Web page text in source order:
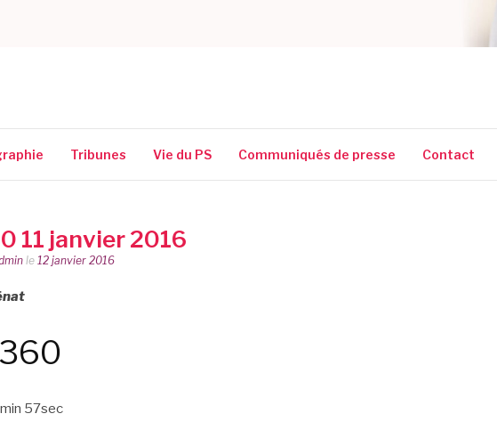
Tribunes Vie du PS Communiqués de presse Contact
11 janvier 2016
le 12 janvier 2016
57sec